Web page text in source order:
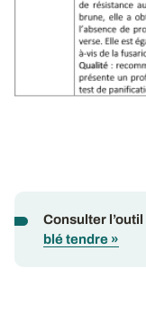
Consulter l’outil
blé tendre »